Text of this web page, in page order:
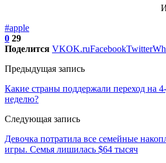
#apple
0 29
Поделится VKOK.ruFacebookTwitter
Предыдущая запись
Какие страны поддержали переход на
неделю?
Следующая запись
Девочка потратила все семейные
игры. Семья лишилась $64 тысяч